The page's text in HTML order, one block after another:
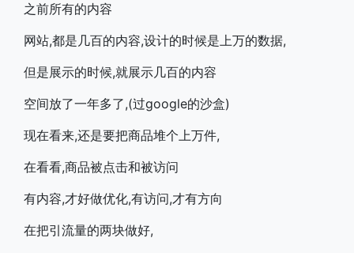
之前所有的内容
网站,都是几百的内容,设计的时候是上万的数据,
但是展示的时候,就展示几百的内容
空间放了一年多了,(过google的沙盒)
现在看来,还是要把商品堆个上万件,
在看看,商品被点击和被访问
有内容,才好做优化,有访问,才有方向
在把引流量的两块做好,